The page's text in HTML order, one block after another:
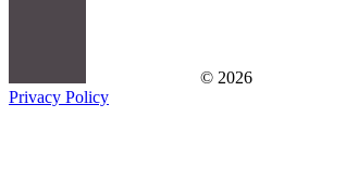
© 2026
Privacy Policy